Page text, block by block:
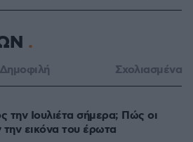
Δημοφιλή Σχολιασμένα
την Ιουλιέτα σήμερα; Πώς οι
εικόνα του έρωτα